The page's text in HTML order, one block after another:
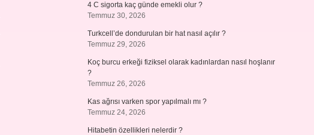
4 C sigorta kaç günde emekli olur ?
Temmuz 30, 2026
Turkcell’de dondurulan bir hat nasıl açılır ?
Temmuz 29, 2026
Koç burcu erkeği fiziksel olarak kadınlardan nasıl hoşlanır
?
Temmuz 26, 2026
Kas ağrısı varken spor yapılmalı mı ?
Temmuz 24, 2026
Hitabetin özellikleri nelerdir ?